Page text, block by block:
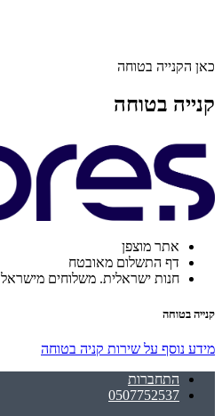
כאן הקנייה בטוחה
קנייה בטוחה
אתר מוצפן
דף התשלום מאובטח
חנות ישראלית. משלוחים מישראל
קנייה בטוחה
מידע נוסף על שירות קניה בטוחה
התחברות
0507752537